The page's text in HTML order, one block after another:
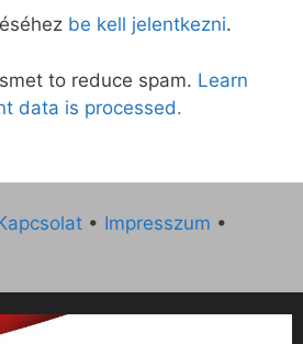
be kell jelentkezni.
to reduce spam. Learn
data is processed.
• Impresszum •